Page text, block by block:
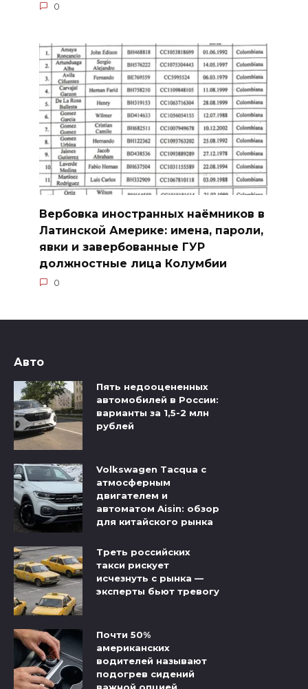
0
Вербовка иностранных наёмников в
Латинской Америке: имена, пароли,
явки и завербованные ГУР
должностные лица Колумбии
0
Авто
Пять недооцененных
автомобилей в России:
варианты за 1,5-2 млн
рублей
Volkswagen Tacqua с
атмосферным
двигателем и
автоматом Aisin: обзор
для китайского рынка
Треть российских
такси рискует
исчезнуть с рынка —
эксперты бьют тревогу
Почти 50%
американских
водителей называют
подогрев сидений